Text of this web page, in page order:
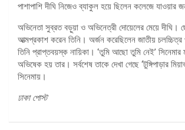
পাশাপাশি দীঘি নিজেও ব্যাকুল হয়ে ছিলেন কলেজে যাওয়ার
অভিনেতা সুব্রত বড়ুয়া ও অভিনেত্রী দোয়েলের মেয়ে দীঘি।
আত্মপ্রকাশ করেন তিনি। অর্জন করেছিলেন জাতীয়
তিনি প্রাপ্তবয়স্ক নায়িকা। ‘তুমি আছো তুমি নেই’ সিনেমার
অভিষেক হয় তার। সর্বশেষ তাকে দেখা গেছে ‘টুঙ্গিপাড়ার
সিনেমায়।
ঢাকা পোস্ট